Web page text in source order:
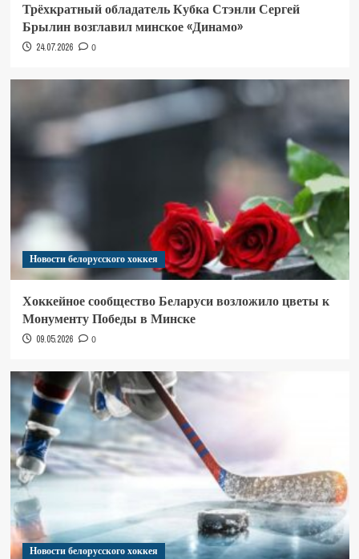
Трёхкратный обладатель Кубка Стэнли Сергей
Брылин возглавил минское «Динамо»
24.07.2026 0
Новости белорусского хоккея
Хоккейное сообщество Беларуси возложило цветы к
Монументу Победы в Минске
09.05.2026 0
Новости белорусского хоккея